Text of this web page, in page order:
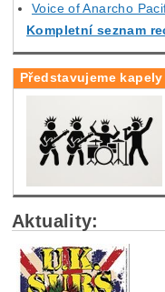
Voice of Anarcho
Kompletní seznam
Představujeme kapely
Aktuality: